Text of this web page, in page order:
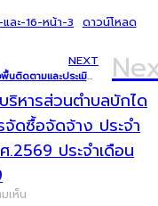
ละ-16-หน้า-3 ดาวน์โหลด
NEXT
การลงพื้นติดตามและประเมินผลการใช้จ่ายเงินอุดหนุนสำหรับหมู่บ้าน/ชุมชน
ริหารส่วนตำบลบักได
ดซื้อจัดจ้าง ประจำ
ประจำเดือน
เห็น